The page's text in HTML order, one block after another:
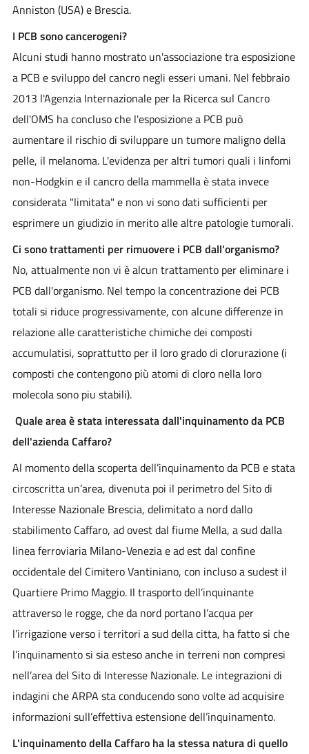
Anniston (USA) e Brescia.
I PCB sono cancerogeni?
Alcuni studi hanno mostrato un'associazione tra esposizione
a PCB e sviluppo del cancro negli esseri umani. Nel febbraio
2013 l'Agenzia Internazionale per la Ricerca sul Cancro
dell'OMS ha concluso che l'esposizione a PCB può
aumentare il rischio di sviluppare un tumore maligno della
pelle, il melanoma. L'evidenza per altri tumori quali i linfomi
non-Hodgkin e il cancro della mammella è stata invece
considerata "limitata" e non vi sono dati sufficienti per
esprimere un giudizio in merito alle altre patologie tumorali.
Ci sono trattamenti per rimuovere i PCB dall'organismo?
No, attualmente non vi è alcun trattamento per eliminare i
PCB dall'organismo. Nel tempo la concentrazione dei PCB
totali si riduce progressivamente, con alcune differenze in
relazione alle caratteristiche chimiche dei composti
accumulatisi, soprattutto per il loro grado di clorurazione (i
composti che contengono più atomi di cloro nella loro
molecola sono piu stabili).
Quale area è stata interessata dall'inquinamento da PCB
dell'azienda Caffaro?
Al momento della scoperta dell’inquinamento da PCB e stata
circoscritta un’area, divenuta poi il perimetro del Sito di
Interesse Nazionale Brescia, delimitato a nord dallo
stabilimento Caffaro, ad ovest dal fiume Mella, a sud dalla
linea ferroviaria Milano-Venezia e ad est dal confine
occidentale del Cimitero Vantiniano, con incluso a sudest il
Quartiere Primo Maggio. Il trasporto dell’inquinante
attraverso le rogge, che da nord portano l’acqua per
l’irrigazione verso i territori a sud della citta, ha fatto si che
l’inquinamento si sia esteso anche in terreni non compresi
nell’area del Sito di Interesse Nazionale. Le integrazioni di
indagini che ARPA sta conducendo sono volte ad acquisire
informazioni sull’effettiva estensione dell’inquinamento.
L'inquinamento della Caffaro ha la stessa natura di quello